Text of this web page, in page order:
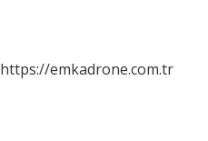
https://emkadrone.com.tr